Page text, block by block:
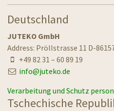
Deutschland
JUTEKO GmbH
Address: Pröllstrasse 11 D-
+49 82 31 – 60 89 19
info@juteko.de
Verarbeitung und Schutz
Tschechische